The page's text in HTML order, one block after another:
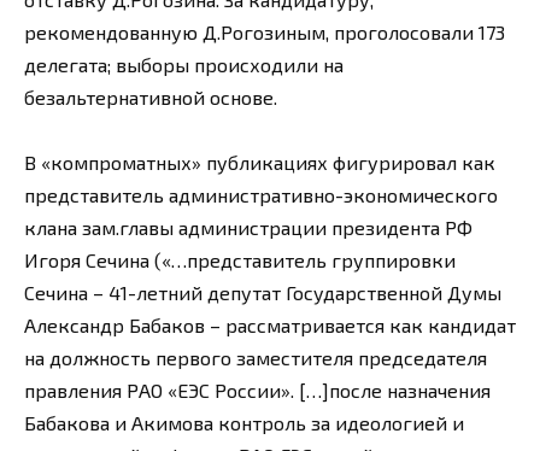
рекомендованную Д.Рогозиным, проголосовали 173
делегата; выборы происходили на
безальтернативной основе.
В «компроматных» публикациях фигурировал как
представитель административно-экономического
клана зам.главы администрации президента РФ
Игоря Сечина («…представитель группировки
Сечина – 41-летний депутат Государственной Думы
Александр Бабаков – рассматривается как кандидат
на должность первого заместителя председателя
правления РАО «ЕЭС России». […]после назначения
Бабакова и Акимова контроль за идеологией и